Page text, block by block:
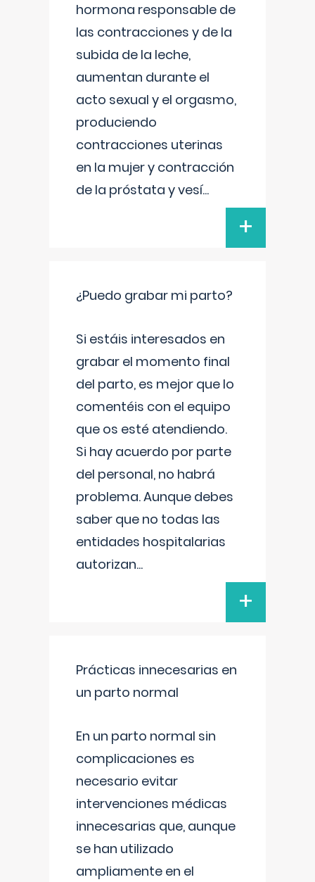
hormona responsable de
las contracciones y de la
subida de la leche,
aumentan durante el
acto sexual y el orgasmo,
produciendo
contracciones uterinas
en la mujer y contracción
de la próstata y vesí...
+
¿Puedo grabar mi parto?
Si estáis interesados en
grabar el momento final
del parto, es mejor que lo
comentéis con el equipo
que os esté atendiendo.
Si hay acuerdo por parte
del personal, no habrá
problema. Aunque debes
saber que no todas las
entidades hospitalarias
autorizan...
+
Prácticas innecesarias en
un parto normal
En un parto normal sin
complicaciones es
necesario evitar
intervenciones médicas
innecesarias que, aunque
se han utilizado
ampliamente en el